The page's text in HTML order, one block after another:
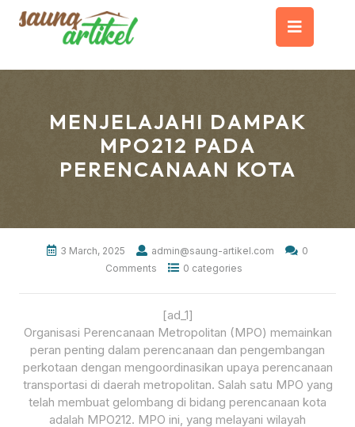
MENJELAJAHI DAMPAK
MPO212 PADA
PERENCANAAN KOTA
3 March, 2025 admin@saung-artikel.com
0
Comments
0 categories
[ad_1]
Organisasi Perencanaan Metropolitan (MPO) memainkan
peran penting dalam perencanaan dan pengembangan
perkotaan dengan mengoordinasikan upaya perencanaan
transportasi di daerah metropolitan. Salah satu MPO yang
telah membuat gelombang di bidang perencanaan kota
adalah MPO212. MPO ini, yang melayani wilayah